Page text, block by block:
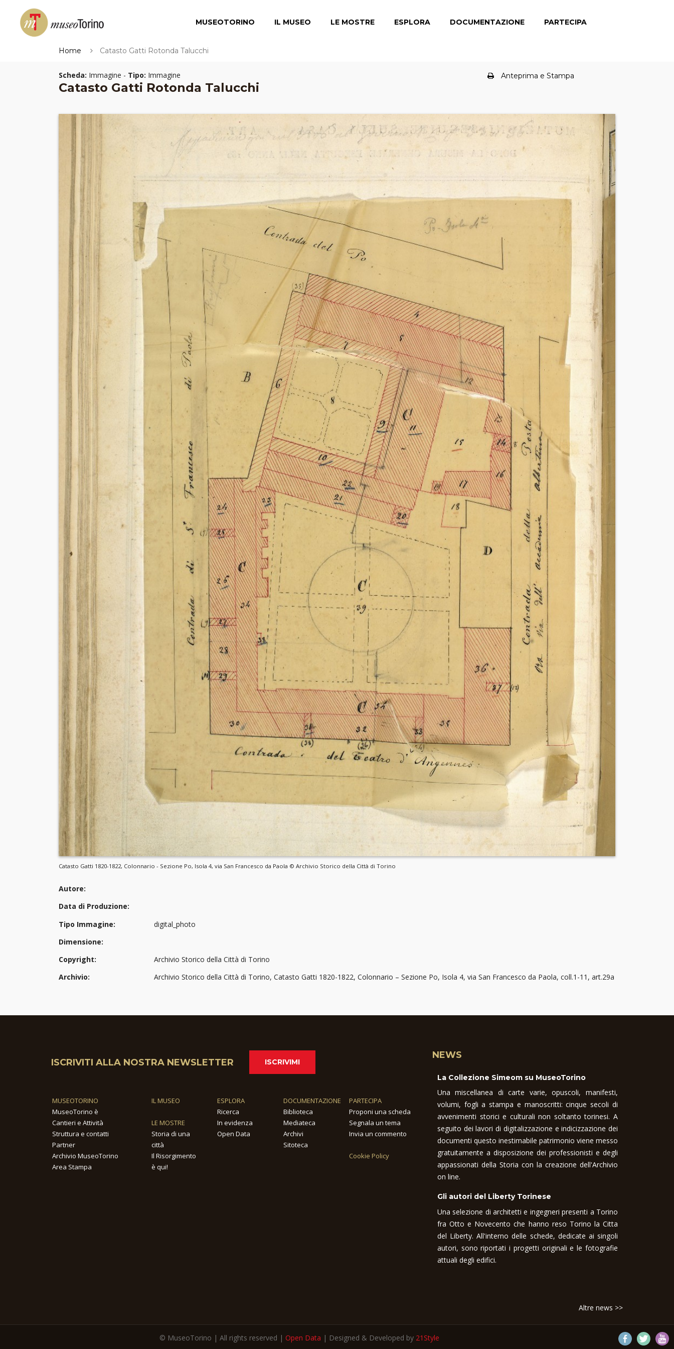
MUSEOTORINO IL MUSEO LE MOSTRE ESPLORA DOCUMENTAZIONE PARTECIPA
Home Catasto Gatti Rotonda Talucchi
Scheda: Immagine - Tipo: Immagine
Catasto Gatti Rotonda Talucchi
Anteprima e Stampa
Catasto Gatti 1820-1822, Colonnario - Sezione Po, Isola 4, via San Francesco da Paola © Archivio Storico della Città di Torino
Autore:
Data di Produzione:
Tipo Immagine:
digital_photo
Dimensione:
Copyright:
Archivio Storico della Città di Torino
Archivio:
Archivio Storico della Città di Torino, Catasto Gatti 1820-1822, Colonnario – Sezione Po, Isola 4, via San Francesco da Paola, coll.1-11, art.29a
ISCRIVITI ALLA NOSTRA NEWSLETTER ISCRIVIMI
MUSEOTORINO
MuseoTorino è
Cantieri e Attività
Struttura e contatti
Partner
Archivio MuseoTorino
Area Stampa
IL MUSEO
LE MOSTRE
Storia di una
città
Il Risorgimento
è qui!
ESPLORA
Ricerca
In evidenza
Open Data
DOCUMENTAZIONE
Biblioteca
Mediateca
Archivi
Sitoteca
PARTECIPA
Proponi una scheda
Segnala un tema
Invia un commento
Cookie Policy
NEWS
La Collezione Simeom su MuseoTorino
Una miscellanea di carte varie, opuscoli, manifesti,
volumi, fogli a stampa e manoscritti: cinque secoli di
avvenimenti storici e culturali non soltanto torinesi. A
seguito dei lavori di digitalizzazione e indicizzazione dei
documenti questo inestimabile patrimonio viene messo
gratuitamente a disposizione dei professionisti e degli
appassionati della Storia con la creazione dell'Archivio
on line.
Gli autori del Liberty Torinese
Una selezione di architetti e ingegneri presenti a Torino
fra Otto e Novecento che hanno reso Torino la Citta
del Liberty. All'interno delle schede, dedicate ai singoli
autori, sono riportati i progetti originali e le fotografie
attuali degli edifici.
Altre news >>
© MuseoTorino | All rights reserved | Open Data | Designed & Developed by 21Style